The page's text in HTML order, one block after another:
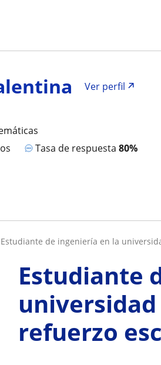
Ver perfil
Tasa de respuesta80%
estudiante de ingeniería en la
Estudiante
refuerzo